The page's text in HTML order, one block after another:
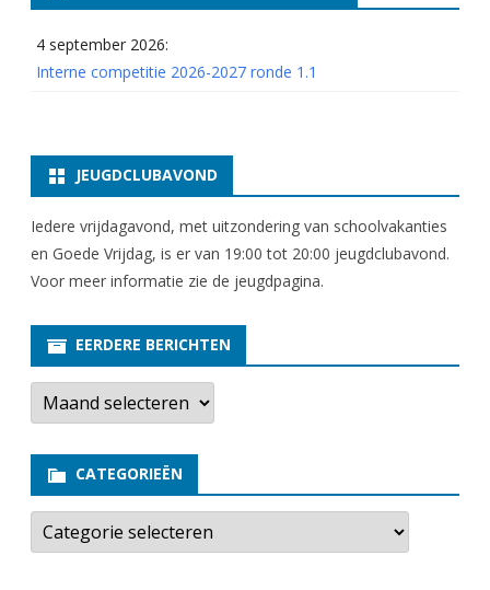
4 september 2026:
Interne competitie 2026-2027 ronde 1.1
JEUGDCLUBAVOND
Iedere vrijdagavond, met uitzondering van schoolvakanties
en Goede Vrijdag, is er van 19:00 tot 20:00 jeugdclubavond.
Voor meer informatie zie de jeugdpagina.
EERDERE BERICHTEN
E
r
e
e
b
r
CATEGORIEËN
C
t